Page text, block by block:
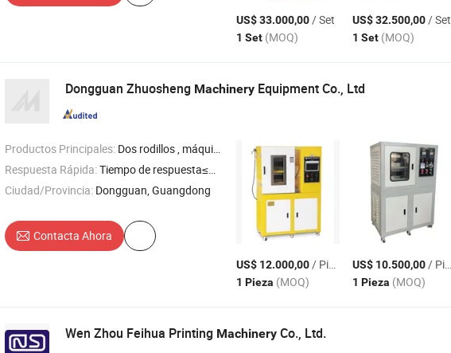
US$ 33.000,00/ Set
1 Set (MOQ)
US$ 32.500,00/ Set
1 Set (MOQ)
Dongguan Zhuosheng Machinery Equipment Co., Ltd
Productos Principales: Dos rodillos , máquina de vulcanización , máquina de fundición de película , máquina de película soplada , línea de granulación por extrusión de doble tornillo
Respuesta Rápida:Tiempo de respuesta≤3h
Ciudad/Provincia: Dongguan, Guangdong
Contacta Ahora
US$ 12.000,00/ Pieza
1 Pieza (MOQ)
US$ 10.500,00/ Pieza
1 Pieza (MOQ)
Wen Zhou Feihua Printing Machinery Co., Ltd.